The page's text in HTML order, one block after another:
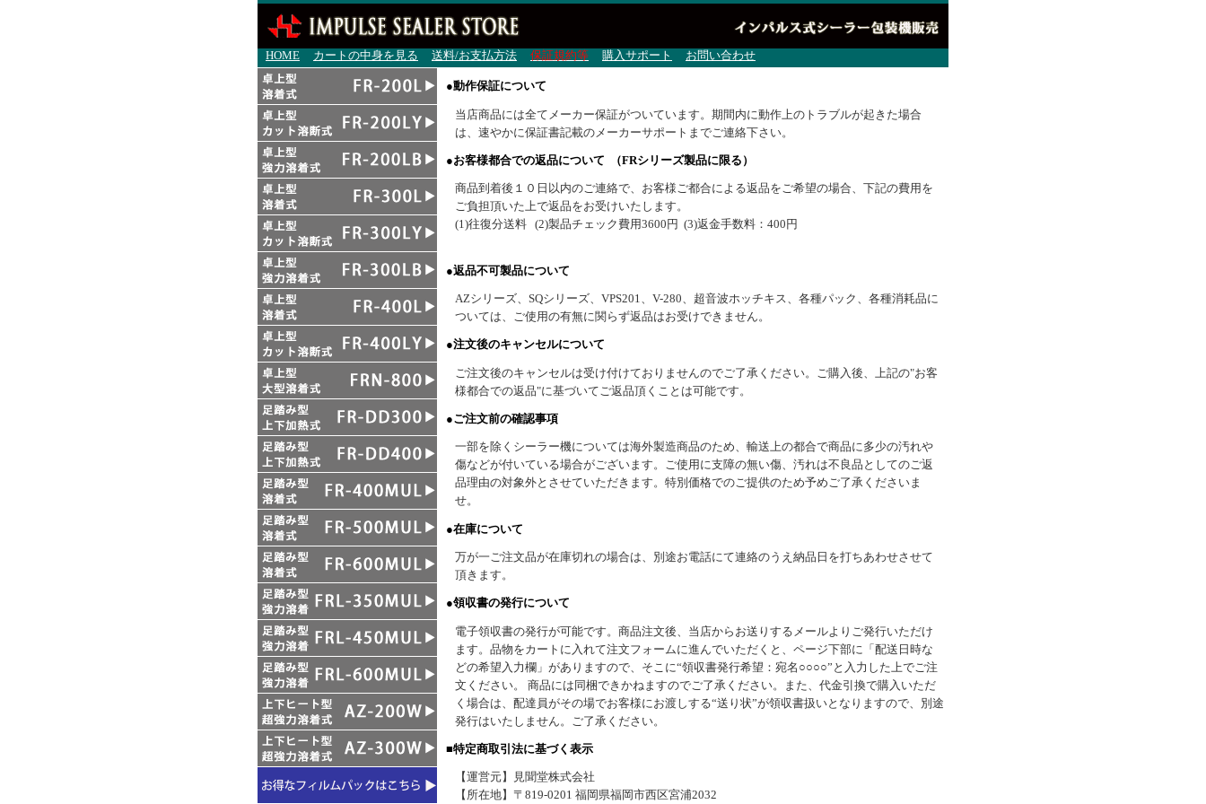
HOME カートの中身を見る 送料/お支払方法 保証規約等 購入サポート お問い合わせ
●動作保証について
当店商品には全てメーカー保証がついています。期間内に動作上のトラブルが起きた場合
は、速やかに保証書記載のメーカーサポートまでご連絡下さい。
●お客様都合での返品について （FRシリーズ製品に限る）
商品到着後１０日以内のご連絡で、お客様ご都合による返品をご希望の場合、下記の費用を
ご負担頂いた上で返品をお受けいたします。
(1)往復分送料 (2)製品チェック費用3600円 (3)返金手数料：400円
●返品不可製品について
AZシリーズ、SQシリーズ、VPS201、V-280、超音波ホッチキス、各種パック、各種消耗品に
ついては、ご使用の有無に関らず返品はお受けできません。
●注文後のキャンセルについて
ご注文後のキャンセルは受け付けておりませんのでご了承ください。ご購入後、上記の"お客
様都合での返品"に基づいてご返品頂くことは可能です。
●ご注文前の確認事項
一部を除くシーラー機については海外製造商品のため、輸送上の都合で商品に多少の汚れや
傷などが付いている場合がございます。ご使用に支障の無い傷、汚れは不良品としてのご返
品理由の対象外とさせていただきます。特別価格でのご提供のため予めご了承くださいま
せ。
●在庫について
万が一ご注文品が在庫切れの場合は、別途お電話にて連絡のうえ納品日を打ちあわせさせて
頂きます。
●領収書の発行について
電子領収書の発行が可能です。商品注文後、当店からお送りするメールよりご発行いただけ
ます。品物をカートに入れて注文フォームに進んでいただくと、ページ下部に「配送日時な
どの希望入力欄」がありますので、そこに“領収書発行希望：宛名○○○○”と入力した上でご注
文ください。 商品には同梱できかねますのでご了承ください。また、代金引換で購入いただ
く場合は、配達員がその場でお客様にお渡しする“送り状”が領収書扱いとなりますので、別途
発行はいたしません。ご了承ください。
■特定商取引法に基づく表示
【運営元】見聞堂株式会社
【所在地】〒819-0201 福岡県福岡市西区宮浦2032